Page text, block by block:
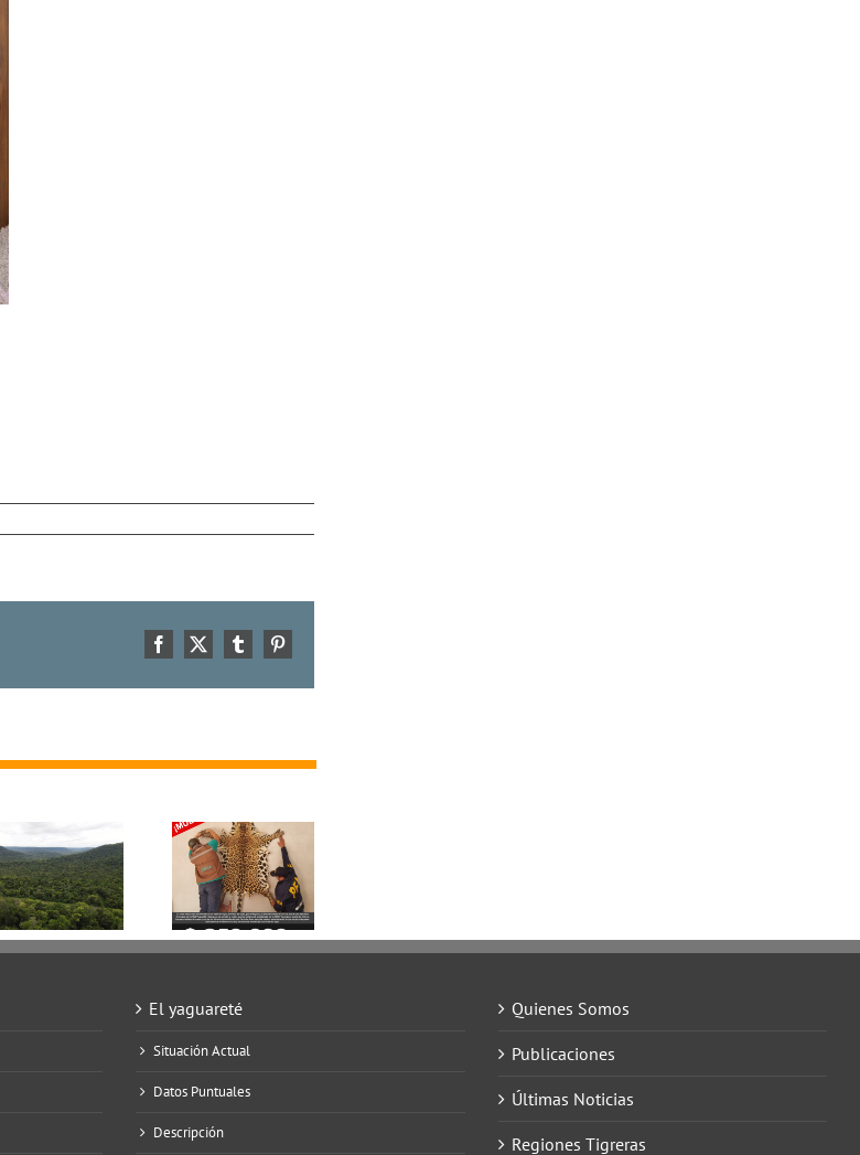
Facebook
X TumblrPinterest
El yaguareté
Situación Actual
Datos Puntuales
Descripción
Quienes Somos
Publicaciones
Últimas Noticias
Regiones Tigreras